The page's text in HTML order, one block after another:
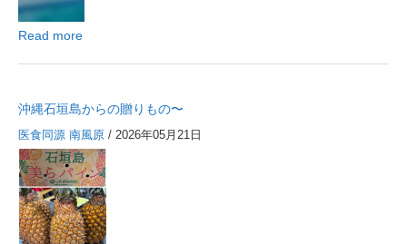
Read more
沖縄石垣島からの贈りもの〜
医食同源 南風原 / 2026年05月21日